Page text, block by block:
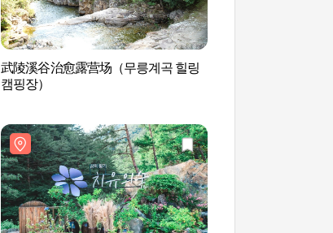
武陵溪谷治愈露营场（무릉계곡 힐링
캠핑장）